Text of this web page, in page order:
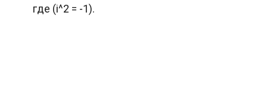
где (i^2 = -1).